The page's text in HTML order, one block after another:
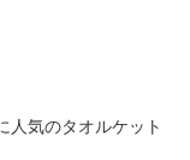
気のタオルケット